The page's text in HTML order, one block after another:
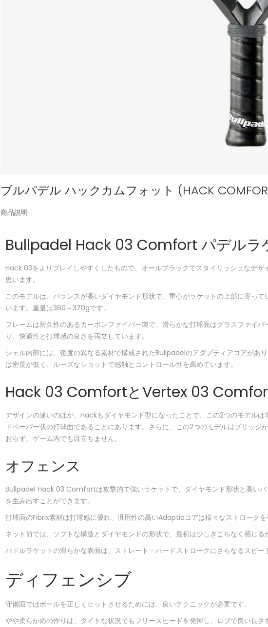
ブルパデル ハックカムフォット (HACK
投
商品説明
Bullpadel Hack 03 Comfort パデルラ
Hack 03をよりプレイしやすくしたもので、オールブラックでスタイリッシュなデ
思います。
このモデルは、バランスが高いダイヤモンド形状で、重心がラケットの上部に寄っ
います。重量は360～370gです。
フレームは耐久性のあるカーボンファイバー製で、滑らかな打球面はグラスファイ
り、快適性と打球感の良さを両立しています。
シェル内部には、密度の異なる素材で構成されたBullpadelのアダプティアコアがあ
は密度が低く、ルーズなショットで感触とコントロール性を高めています。
Hack 03 ComfortとVertex 03
デザインの違いのほか、Hackもダイヤモンド型になったことで、この2つのモデル
ドペーパー状の打球面であることにあります。さらに、この2つのモデルはブリッ
おらず、ゲーム内でも目立ちません。
オフェンス
Bullpadel Hack 03 Comfortは攻撃的で強いラケットで、ダイヤモンド形状と高い
を生み出すことができます。
打球面のFibrix素材は打球感に優れ、汎用性の高いAdaptiaコアは様々なストロークを
ネット前では、ソフトな構造とダイヤモンドの形状で、最初は少しぎこちなく感じ
パドルラケットの滑らかな表面は、ストレート・ハードストロークにさらなるスピー
ディフェンシブ
守備面ではボールを正しくヒットさせるためには、良いテクニックが必要です。
やや柔らかめの作りは、タイトな状況でもフリースピードを発揮し、ロブで良い長